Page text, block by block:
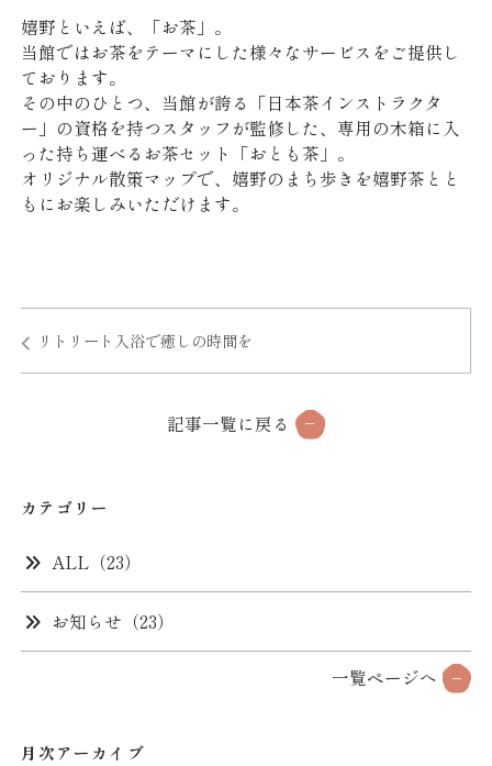
し
い
ィ
ン
ド
ウ
で
開
し
い
ウ
ィ
ン
ド
ウ
で
）
ウ
ィ
ン
ド
ウ
で
開
嬉野といえば、「お茶」。
当館ではお茶をテーマにした様々なサービスをご提供し
ております。
その中のひとつ、当館が誇る「日本茶インストラクタ
ー」の資格を持つスタッフが監修した、専用の木箱に入
った持ち運べるお茶セット「おとも茶」。
オリジナル散策マップで、嬉野のまち歩きを嬉野茶とと
もにお楽しみいただけます。
リトリート入浴で癒しの時間を
記事一覧に戻る
カテゴリー
ALL（23）
お知らせ（23）
一覧ページへ
月次アーカイブ
ご宿泊プラン一覧
予約確認 予約変更
予約キャンセル
予約センター TEL.0570-026-112
お土産やドリンクなど、館内で使える利用券をプレゼン
ト！
※1泊2食付きのご予約に限ります。（1室に付き1枚）
事前カード決済でミネラルウォーターサービス